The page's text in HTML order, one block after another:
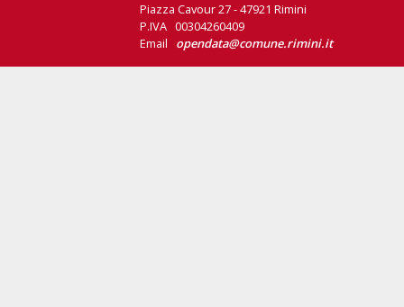
Piazza Cavour 27 - 47921 Rimini
P.IVA 00304260409
Email opendata@comune.rimini.it